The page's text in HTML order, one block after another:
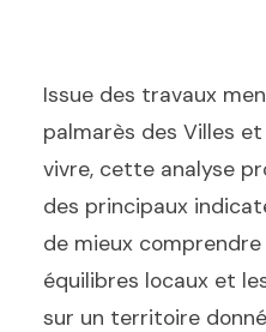
Issue des travaux
palmarès des Villes
vivre, cette analyse
des principaux
de mieux
équilibres locaux et
sur un territoire